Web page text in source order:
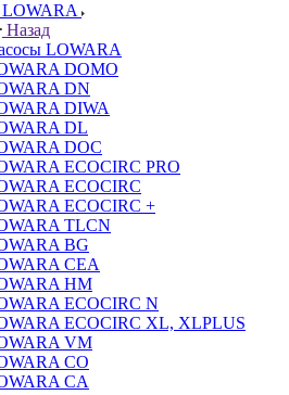
Назад
LOWARA
DOMO
DN
DIWA
DL
DOC
ECOCIRC PRO
ECOCIRC
ECOCIRC +
TLCN
BG
CEA
HM
ECOCIRC N
ECOCIRC XL, XLPLUS
VM
CO
CA